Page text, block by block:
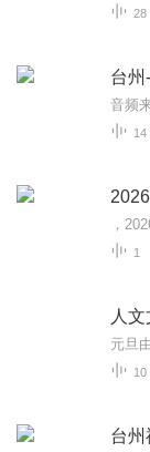
28
台州
14
1
人
10
台州